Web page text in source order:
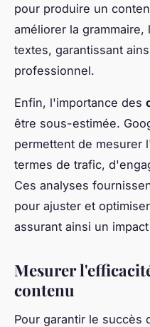
pour produire un
améliorer la
textes, garantissant
professionnel.
Enfin, l'importance des
être sous-estimée.
permettent de mesurer
termes de trafic,
Ces analyses
pour ajuster et
assurant ainsi un
Mesurer
contenu
Pour garantir le succès